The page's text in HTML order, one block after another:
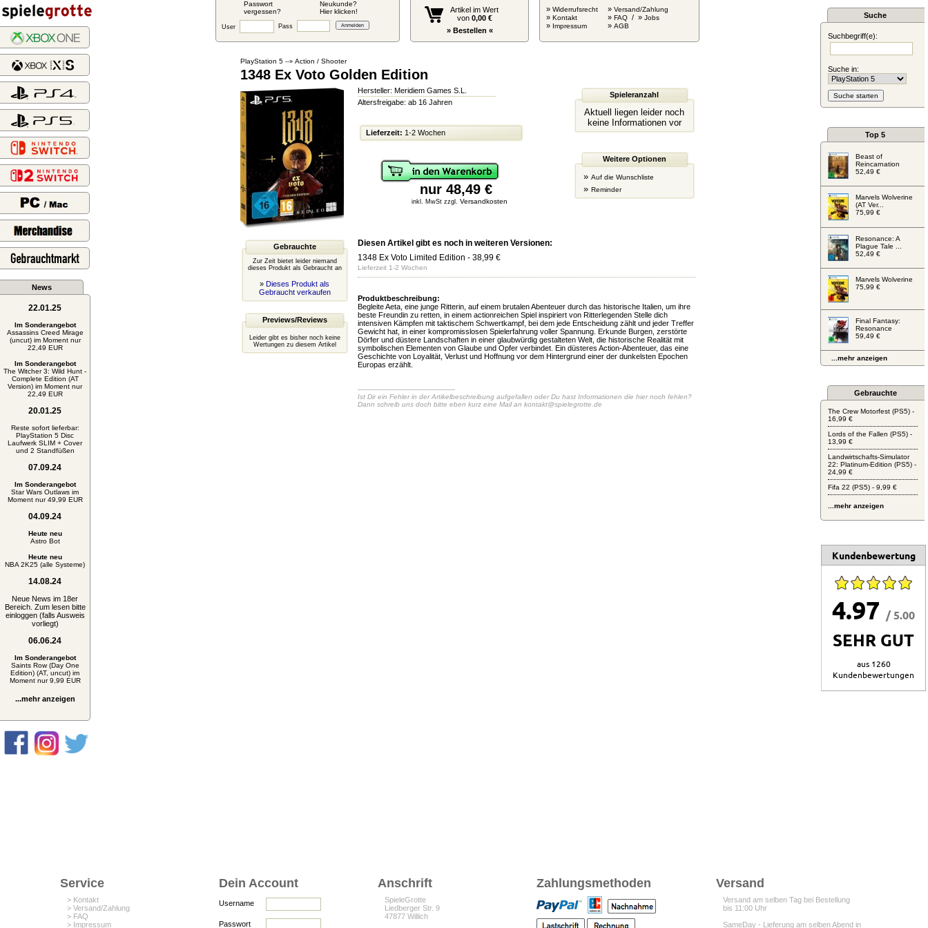
Passwort
vergessen?
Neukunde?
Hier klicken!
User Pass
Artikel im Wert
von 0,00 €
» Bestellen «
» Widerrufsrecht
» Kontakt
» Impressum
» Versand/Zahlung
» FAQ / » Jobs
» AGB
News
22.01.25
Im Sonderangebot
Assassins Creed Mirage
(uncut) im Moment nur
22,49 EUR
Im Sonderangebot
The Witcher 3: Wild Hunt -
Complete Edition (AT
Version) im Moment nur
22,49 EUR
20.01.25
Reste sofort lieferbar:
PlayStation 5 Disc
Laufwerk SLIM + Cover
und 2 Standfüßen
07.09.24
Im Sonderangebot
Star Wars Outlaws im
Moment nur 49,99 EUR
04.09.24
Heute neu
Astro Bot
Heute neu
NBA 2K25 (alle Systeme)
14.08.24
Neue News im 18er
Bereich. Zum lesen bitte
einloggen (falls Ausweis
vorliegt)
06.06.24
Im Sonderangebot
Saints Row (Day One
Edition) (AT, uncut) im
Moment nur 9,99 EUR
...mehr anzeigen
PlayStation 5--» Action / Shooter
1348 Ex Voto Golden Edition
Hersteller: Meridiem Games S.L.
Altersfreigabe: ab 16 Jahren
Lieferzeit: 1-2 Wochen
nur 48,49 €
inkl. MwSt zzgl. Versandkosten
Spieleranzahl
Aktuell liegen leider noch
keine Informationen vor
Weitere Optionen
» Auf die Wunschliste
» Reminder
Gebrauchte
Zur Zeit bietet leider niemand
dieses Produkt als Gebraucht an
» Dieses Produkt als
Gebraucht verkaufen
Previews/Reviews
Leider gibt es bisher noch keine
Wertungen zu diesem Artikel
Diesen Artikel gibt es noch in weiteren Versionen:
1348 Ex Voto Limited Edition - 38,99 €
Lieferzeit 1-2 Wochen
Produktbeschreibung:
Begleite Aeta, eine junge Ritterin, auf einem brutalen Abenteuer durch das historische Italien, um ihre
beste Freundin zu retten, in einem actionreichen Spiel inspiriert von Ritterlegenden Stelle dich
intensiven Kämpfen mit taktischem Schwertkampf, bei dem jede Entscheidung zählt und jeder Treffer
Gewicht hat, in einer kompromisslosen Spielerfahrung voller Spannung. Erkunde Burgen, zerstörte
Dörfer und düstere Landschaften in einer glaubwürdig gestalteten Welt, die historische Realität mit
symbolischen Elementen von Glaube und Opfer verbindet. Ein düsteres Action-Abenteuer, das eine
Geschichte von Loyalität, Verlust und Hoffnung vor dem Hintergrund einer der dunkelsten Epochen
Europas erzählt.
-----------------------------------------------
Ist Dir ein Fehler in der Artikelbeschreibung aufgefallen oder Du hast Informationen die hier noch fehlen?
Dann schreib uns doch bitte eben kurz eine Mail an kontakt@spielegrotte.de
Suche
Suchbegriff(e):
Suche in:
Top 5
Beast of
Reincarnation
52,49 €
Marvels Wolverine
(AT Ver...
75,99 €
Resonance: A
Plague Tale ...
52,49 €
Marvels Wolverine
75,99 €
Final Fantasy:
Resonance
59,49 €
...mehr anzeigen
Gebrauchte
The Crew Motorfest (PS5) -
16,99 €
Lords of the Fallen (PS5) -
13,99 €
Landwirtschafts-Simulator
22: Platinum-Edition (PS5) -
24,99 €
Fifa 22 (PS5) - 9,99 €
...mehr anzeigen
Kundenbewertung
4.97 / 5.00
SEHR GUT
aus 1260
Kundenbewertungen
Service
> Kontakt
> Versand/Zahlung
> FAQ
> Impressum
Dein Account
Username
Passwort
Anschrift
SpieleGrotte
Liedberger Str. 9
47877 Willich
Zahlungsmethoden Versand
Versand am selben Tag bei Bestellung
bis 11:00 Uhr
SameDay - Lieferung am selben Abend in